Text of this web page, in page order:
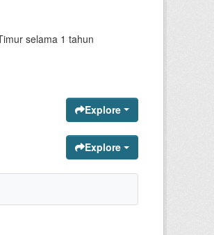
selama 1 tahun
Explore
Explore